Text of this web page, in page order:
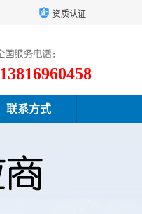
资质认证
13816960458
联系方式